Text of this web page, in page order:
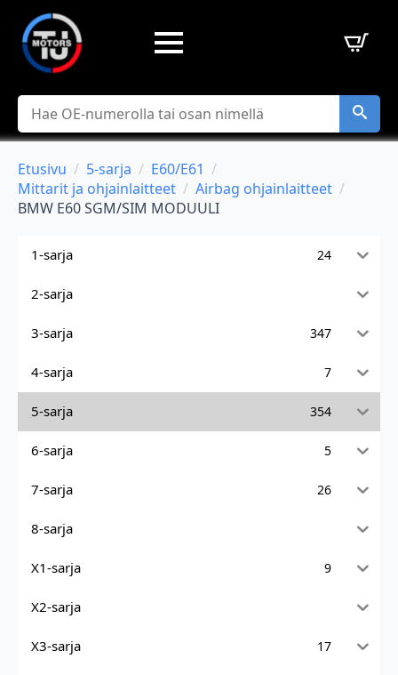
Hae
Etusivu 5-sarja
E60/E61
Mittarit ja ohjainlaitteet
Airbag ohjainlaitteet
BMW E60 SGM/SIM MODUULI
1-sarja 24
2-sarja
3-sarja 347
4-sarja 7
5-sarja 354
6-sarja 5
7-sarja 26
8-sarja
X1-sarja 9
X2-sarja
X3-sarja 17